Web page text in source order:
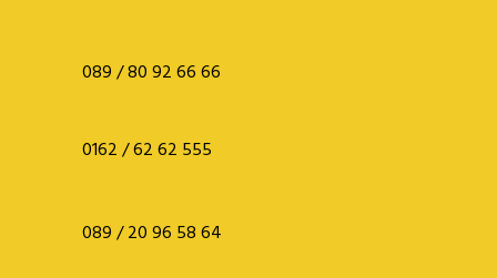
089 / 80 92 66 66
0162 / 62 62 555
089 / 20 96 58 64